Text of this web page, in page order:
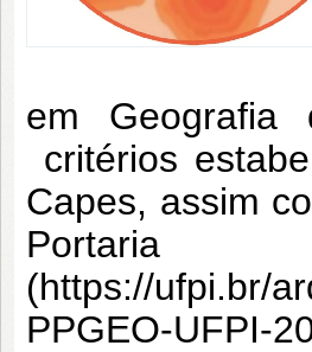
em Geografia
critérios
Capes, assim
(https://ufpi.br/
PPGEO-UFPI-